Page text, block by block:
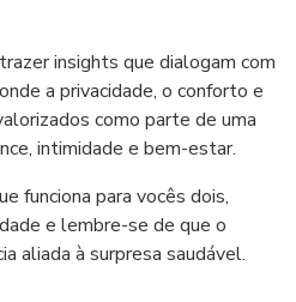
insights que dialogam com
a privacidade, o conforto e
como parte de uma
intimidade e bem-estar.
funciona para vocês dois,
e lembre-se de que o
aliada à surpresa saudável.